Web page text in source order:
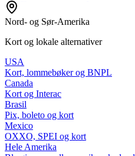
Nord- og Sør-Amerika
Kort og lokale alternativer
USA
Kort, lommebøker og BNPL
Canada
Kort og Interac
Brasil
Pix, boleto og kort
Mexico
OXXO, SPEI og kort
Hele Amerika